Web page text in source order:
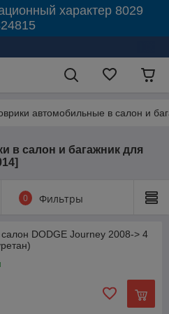
характер 8029
автомобильные в салон и
в салон и багажник для
0 Фильтры
салон DODGE Journey 2008-> 4